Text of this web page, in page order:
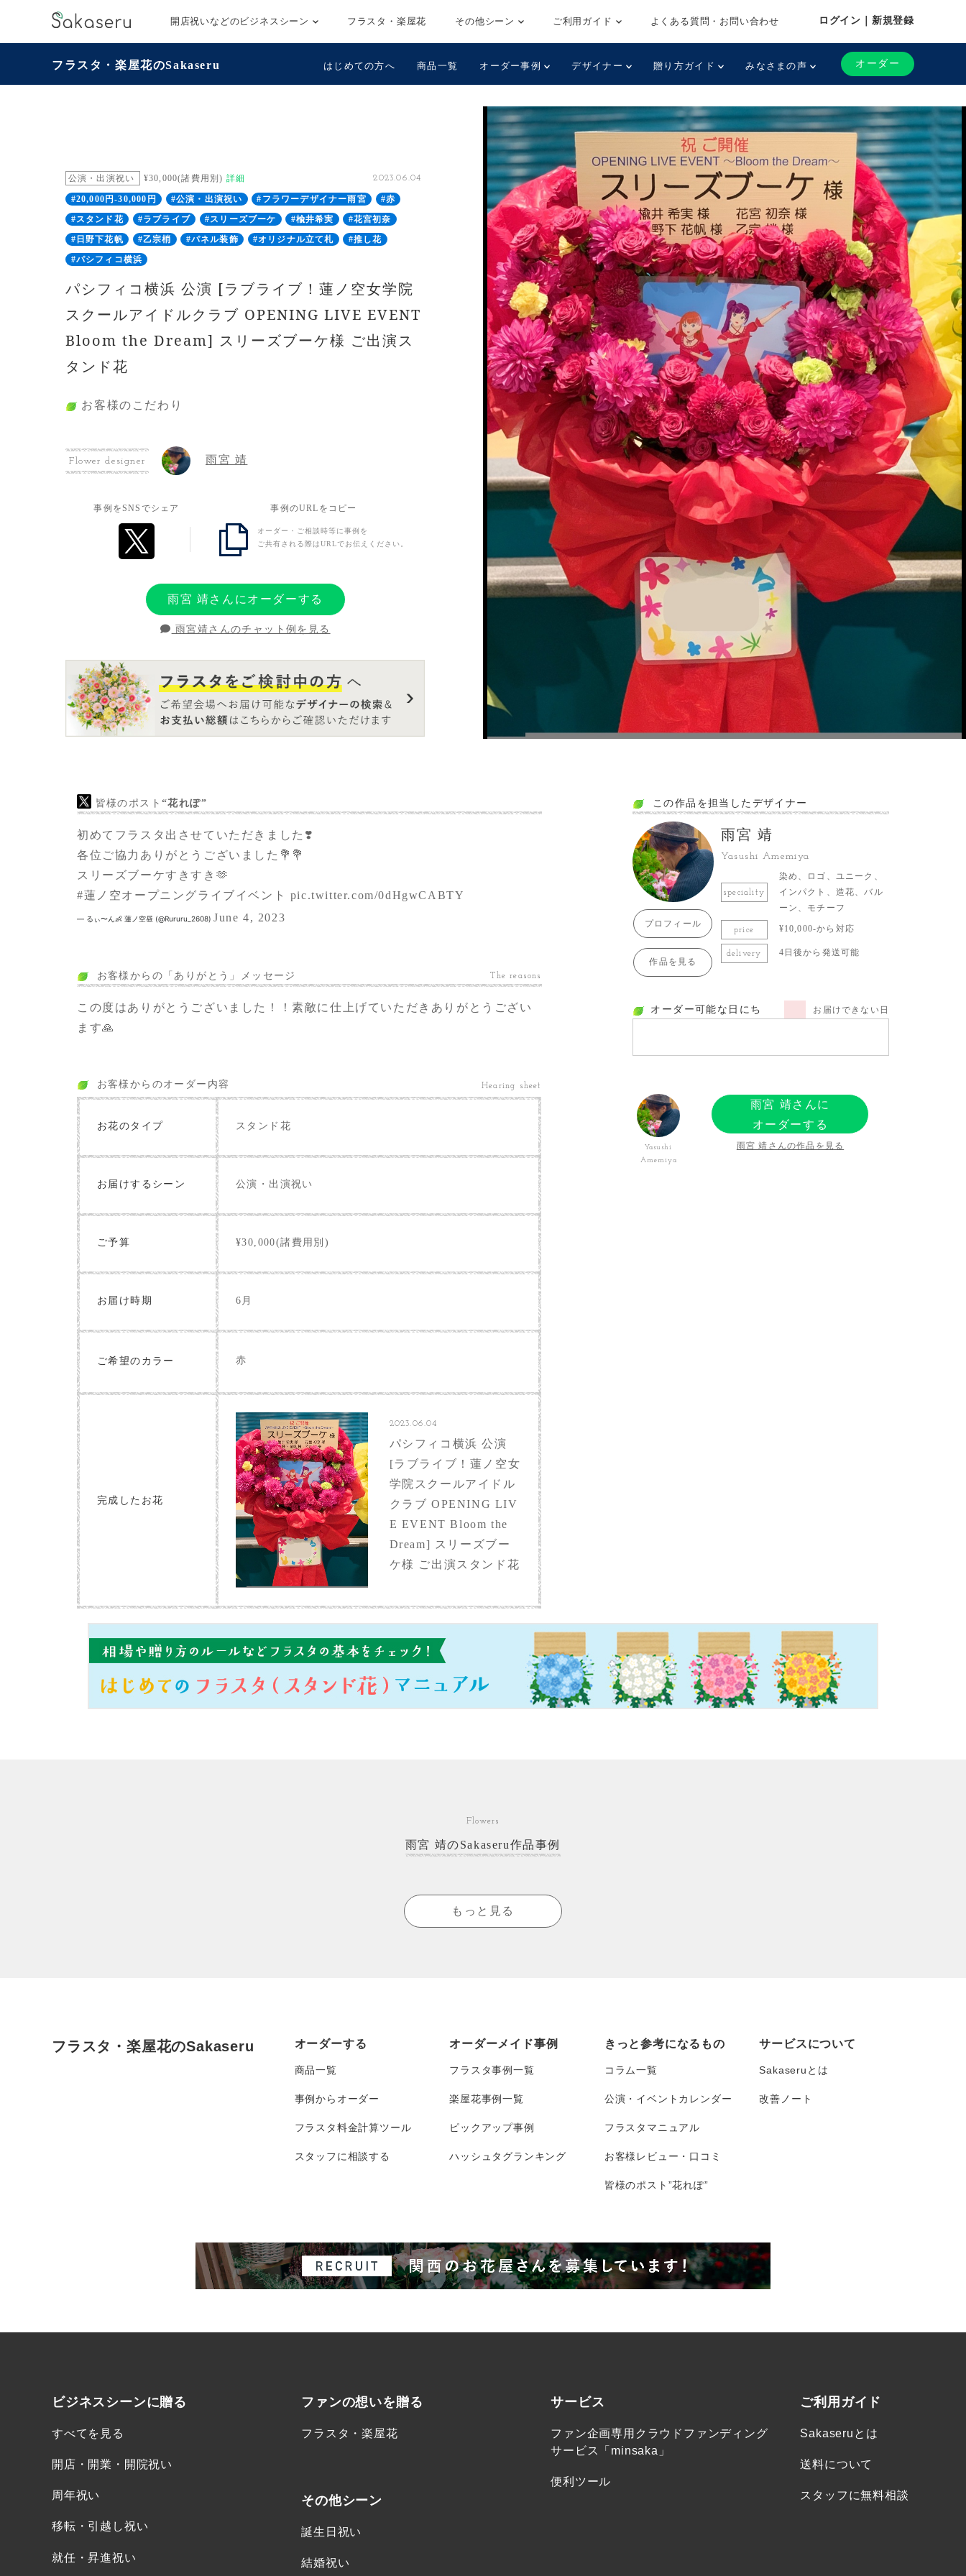
開店祝いなどのビジネスシーン フラスタ・楽屋花 その他シーン ご利用ガイド よくある質問・お問い合わせ ログイン｜新規登録
フラスタ・楽屋花のSakaseru はじめての方へ 商品一覧 オーダー事例 デザイナー 贈り方ガイド みなさまの声 オーダー
公演・出演祝い ¥30,000(諸費用別) 詳細 2023.06.04
#20,000円-30,000円 #公演・出演祝い #フラワーデザイナー雨宮
#赤
#スタンド花
#ラブライブ #スリーズブーケ #楡井希実
#花宮初奈
#日野下花帆
#乙宗梢 #パネル装飾 #オリジナル立て札
#推し花
#パシフィコ横浜
パシフィコ横浜 公演 [ラブライブ！蓮ノ空女学院
スクールアイドルクラブ OPENING LIVE EVENT
Bloom the Dream] スリーズブーケ様 ご出演ス
タンド花
お客様のこだわり
なんだ色合いの花束に、ユニットのお二人のメンバーカラーの
お花を入れました。イメージ通りのお色味にしていただき、と
お客様の想い
Flower designer 雨宮 靖
事例をSNSでシェア 事例のURLをコピー
オーダー・ご相談時等に事例を
ご共有される際はURLでお伝えください。
雨宮 靖さんにオーダーする
雨宮靖さんのチャット例を見る
皆様のポスト“花れぽ”
初めてフラスタ出させていただきました❣️
各位ご協力ありがとうございました💐💐
スリーズブーケすきすき🫶
#蓮ノ空オープニングライブイベント
pic.twitter.com/0dHgwCABTY
— るぃ〜ん👶 蓮ノ空昼 (@Rururu_2608) June 4, 2023
お客様からの「ありがとう」メッセージ The reasons
この度はありがとうございました！！素敵に仕上げていただきありがとうござい
ます🙏
お客様からのオーダー内容 Hearing sheet
お花のタイプ スタンド花
お届けするシーン 公演・出演祝い
ご予算 ¥30,000(諸費用別)
お届け時期 6月
ご希望のカラー 赤
完成したお花
2023.06.04
パシフィコ横浜 公演
[ラブライブ！蓮ノ空女
学院スクールアイドル
クラブ OPENING LIV
E EVENT Bloom the
Dream] スリーズブー
ケ様 ご出演スタンド花
この作品を担当したデザイナー
プロフィール
作品を見る
雨宮 靖
Yasushi Amemiya
speciality
染め、ロゴ、ユニーク、
インパクト、造花、バル
ーン、モチーフ
price ¥10,000-から対応
delivery 4日後から発送可能
オーダー可能な日にち お届けできない日
Yasushi
Amemiya
雨宮 靖さんに
オーダーする
雨宮 靖さんの作品を見る
Flowers
雨宮 靖のSakaseru作品事例
もっと見る
フラスタ・楽屋花のSakaseru オーダーする
商品一覧
事例からオーダー
フラスタ料金計算ツール
スタッフに相談する
オーダーメイド事例
フラスタ事例一覧
楽屋花事例一覧
ピックアップ事例
ハッシュタグランキング
きっと参考になるもの
コラム一覧
公演・イベントカレンダー
フラスタマニュアル
お客様レビュー・口コミ
皆様のポスト”花れぽ”
サービスについて
Sakaseruとは
改善ノート
ビジネスシーンに贈る
すべてを見る
開店・開業・開院祝い
周年祝い
移転・引越し祝い
就任・昇進祝い
ファンの想いを贈る
フラスタ・楽屋花
その他シーン
誕生日祝い
結婚祝い
サービス
ファン企画専用クラウドファンディング
サービス「minsaka」
便利ツール
ご利用ガイド
Sakaseruとは
送料について
スタッフに無料相談